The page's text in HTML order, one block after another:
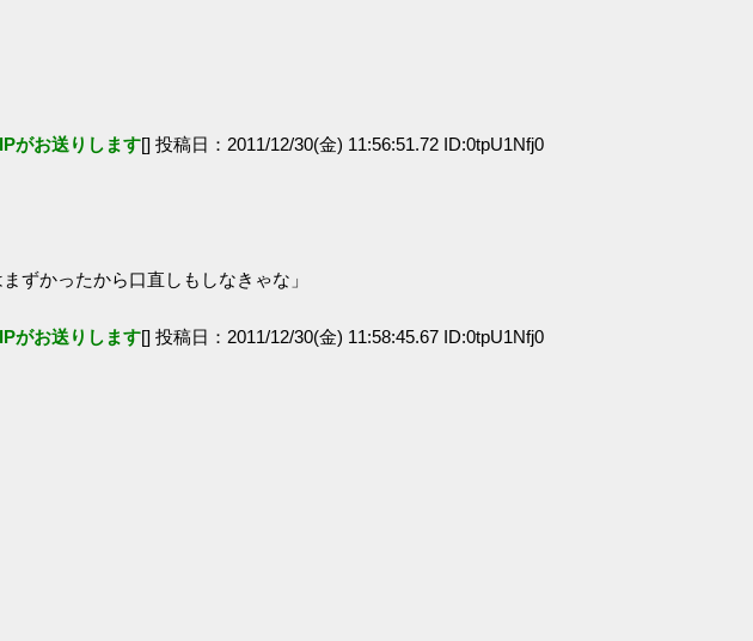
がお送りします[] 投稿日：2011/12/30(金) 11:56:51.72 ID:0tpU1Nfj0
ずかったから口直しもしなきゃな」
がお送りします[] 投稿日：2011/12/30(金) 11:58:45.67 ID:0tpU1Nfj0